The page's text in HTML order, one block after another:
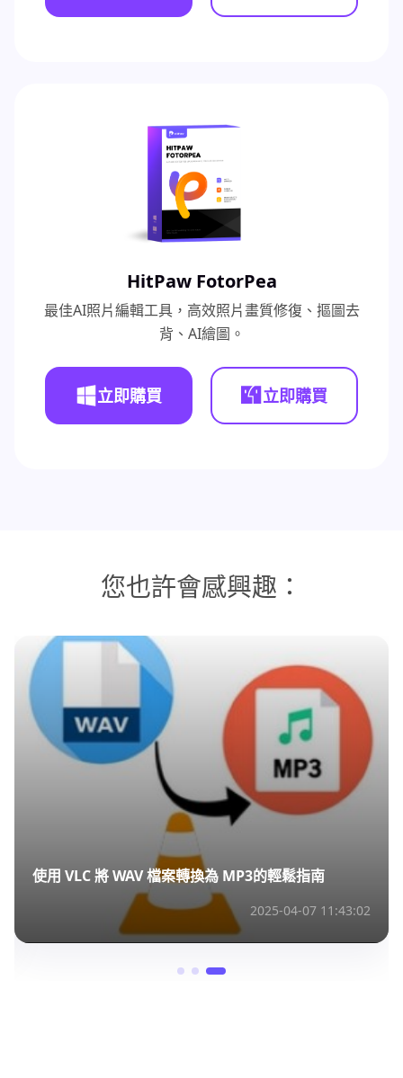
HitPaw FotorPea
最佳AI照片編輯工具，高效照片畫質修復、摳圖去
背、AI繪圖。
立即購買 立即購買
您也許會感興趣：
使用 VLC 將 WAV 檔案轉換為 MP3的輕鬆指南
2025-04-07 11:43:02